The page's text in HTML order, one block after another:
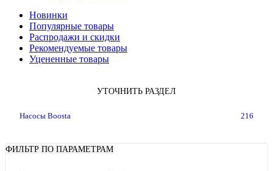
Новинки
Популярные товары
Распродажи и скидки
Рекомендуемые товары
Уцененные товары
УТОЧНИТЬ РАЗДЕЛ
Насосы Boosta 216
ФИЛЬТР ПО ПАРАМЕТРАМ